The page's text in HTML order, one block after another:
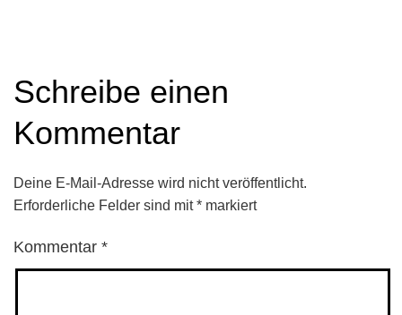
Schreibe einen
Kommentar
Deine E-Mail-Adresse wird nicht veröffentlicht.
Erforderliche Felder sind mit* markiert
Kommentar *